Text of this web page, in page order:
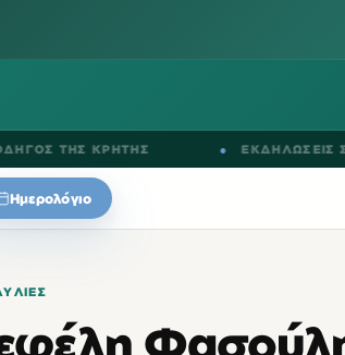
ΚΡΗΤΗΣ ΕΚΔΗΛΩΣΕΙΣ ΣΕ
Ημερολόγιο